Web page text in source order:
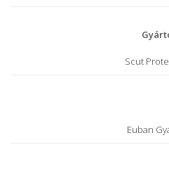
Scut
Euban